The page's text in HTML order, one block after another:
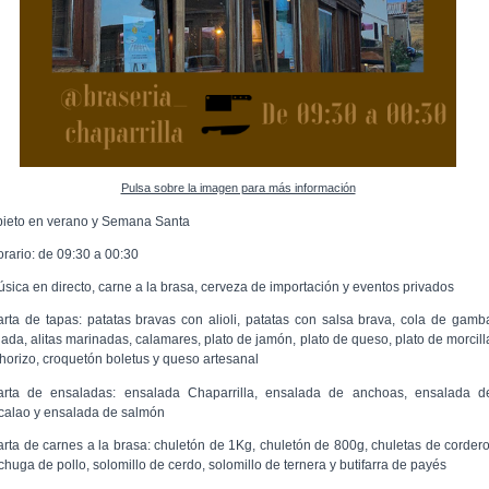
Pulsa sobre la imagen para más información
en verano y Semana Santa
de 09:30 a 00:30
en directo, carne a la brasa, cerveza de importación y eventos privados
de tapas: patatas bravas con alioli, patatas con salsa brava, cola de
alitas marinadas, calamares, plato de jamón, plato de queso, plato de
croquetón boletus y queso artesanal
de ensaladas: ensalada Chaparrilla, ensalada de anchoas, ensalada
y ensalada de salmón
de carnes a la brasa: chuletón de 1Kg, chuletón de 800g, chuletas de cordero,
de pollo, solomillo de cerdo, solomillo de ternera y butifarra de payés